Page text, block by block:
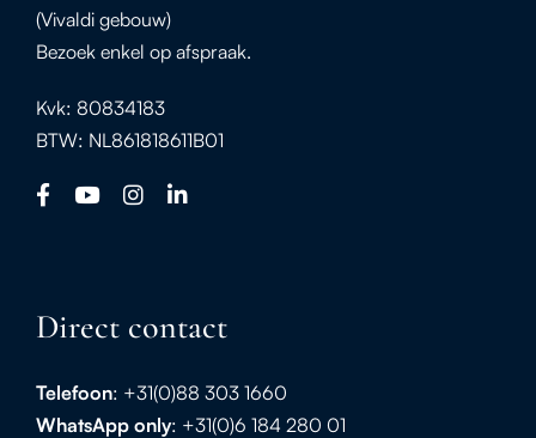
(Vivaldi gebouw)
Bezoek enkel op afspraak.
Kvk: 80834183
BTW: NL861818611B01
Direct contact
Telefoon: +31(0)88 303 1660
WhatsApp only: +31(0)6 184 280 01